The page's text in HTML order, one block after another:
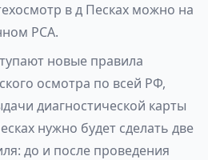
в д Песках можно на
РСА.
новые правила
осмотра по всей РФ,
диагностической карты
нужно будет сделать две
до и после проведения